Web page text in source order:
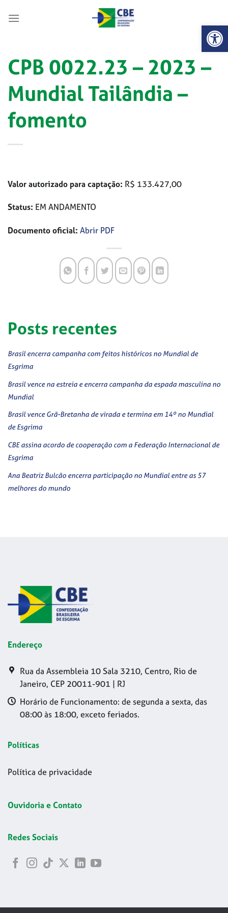
Abrir
CPB 0022.23 – 2023 –
Mundial Tailândia –
fomento
Valor autorizado para captação: R$ 133.427,00
Status: EM ANDAMENTO
Documento oficial: Abrir PDF
Posts recentes
Brasil encerra campanha com feitos históricos no Mundial de
Esgrima
Brasil vence na estreia e encerra campanha da espada masculina no
Mundial
Brasil vence Grã-Bretanha de virada e termina em 14º no Mundial
de Esgrima
CBE assina acordo de cooperação com a Federação Internacional de
Esgrima
Ana Beatriz Bulcão encerra participação no Mundial entre as 57
melhores do mundo
Endereço
Rua da Assembleia 10 Sala 3210, Centro, Rio de
Janeiro, CEP 20011-901 | RJ
Horário de Funcionamento: de segunda a sexta, das
08:00 às 18:00, exceto feriados.
Políticas
Política de privacidade
Ouvidoria e Contato
Redes Sociais